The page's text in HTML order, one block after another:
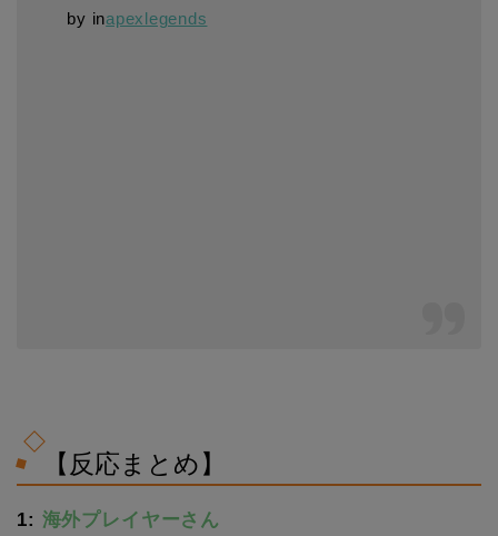
by inapexlegends
【反応まとめ】
1: 海外プレイヤーさん